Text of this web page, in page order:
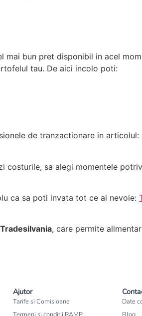
mai bun pret disponibil in acel
tau. De aici incolo poti:
de tranzactionare in articolul:
costurile, sa alegi momentele
ca sa poti invata tot ce ai nevoie:
Tradesilvania, care permite
Ajutor
Tarife si Comisioane
Date